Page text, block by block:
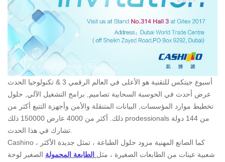
أسبوع جيتكس للتقنية هو الأعلى في العالم الرقمي 3 & تكنولوجيا الحدث
عرض أحدث في الحوسبة السحابية تصاميم, برامج التشغيل الآلي, حلول
تخطيط موارد المؤسسات, البيانات المتنقلة والأمن وأجهزة التتبع أكثر من
ذلك. أكثر من 4000 عارض 150000 ذلك prodessionals من 144 دولة
تشارك في هذا الحدث.
Cashino ، كما الصانع المهنية مزود حلول الطباعة ، تمثل جديدة الأكثر
شعبية عينات من الطابعات الصغيرة ، مثل الطابعة المحمولة الصغير لوحة